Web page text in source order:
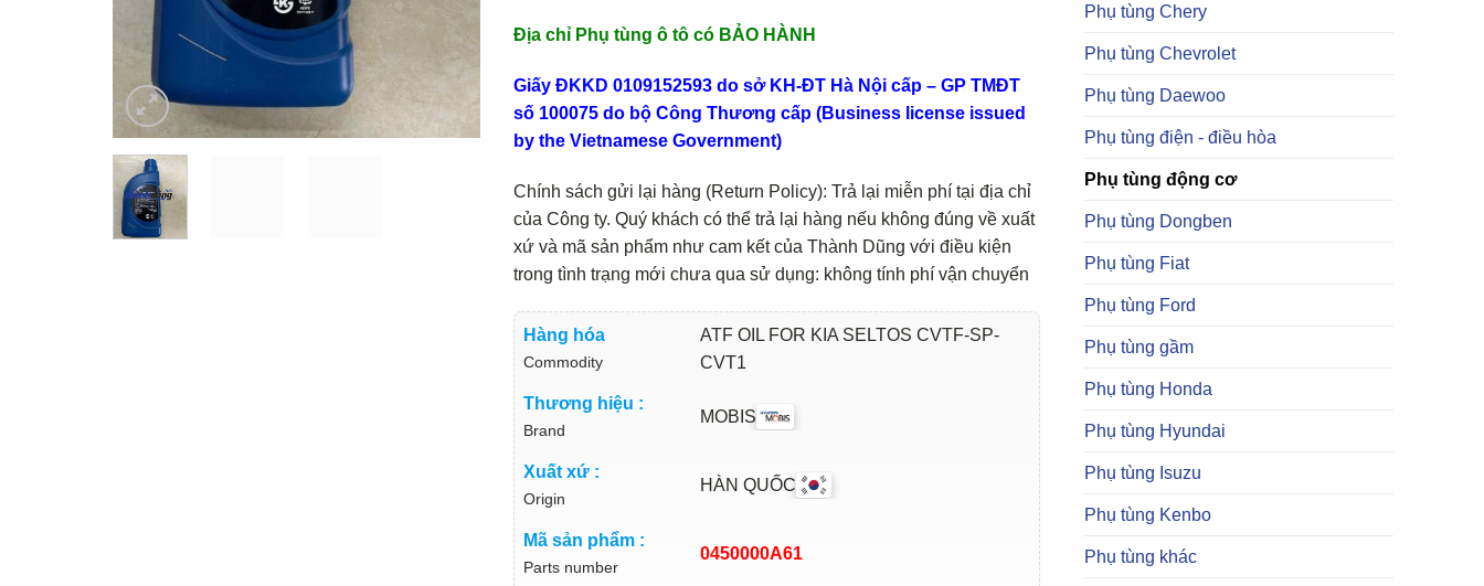
Phụ tùng Chery
Phụ tùng Chevrolet
Phụ tùng Daewoo
Phụ tùng điện - điều hòa
Phụ tùng động cơ
Phụ tùng Dongben
Phụ tùng Fiat
Phụ tùng Ford
Phụ tùng gầm
Phụ tùng Honda
Phụ tùng Hyundai
Phụ tùng Isuzu
Phụ tùng Kenbo
Phụ tùng khác
Địa chỉ Phụ tùng ô tô có BẢO HÀNH
Giấy ĐKKD 0109152593 do sở KH-ĐT Hà Nội cấp – GP TMĐT
số 100075 do bộ Công Thương cấp (Business license issued
by the Vietnamese Government)
Chính sách gửi lại hàng (Return Policy): Trả lại miễn phí tại địa chỉ
của Công ty. Quý khách có thể trả lại hàng nếu không đúng về xuất
xứ và mã sản phẩm như cam kết của Thành Dũng với điều kiện
trong tình trạng mới chưa qua sử dụng: không tính phí vận chuyển
Hàng hóa
Commodity
ATF OIL FOR KIA SELTOS CVTF-SP-
CVT1
Thương hiệu :
Brand
MOBIS
Xuất xứ :
Origin
HÀN QUỐC
Mã sản phẩm :
Parts number
0450000A61